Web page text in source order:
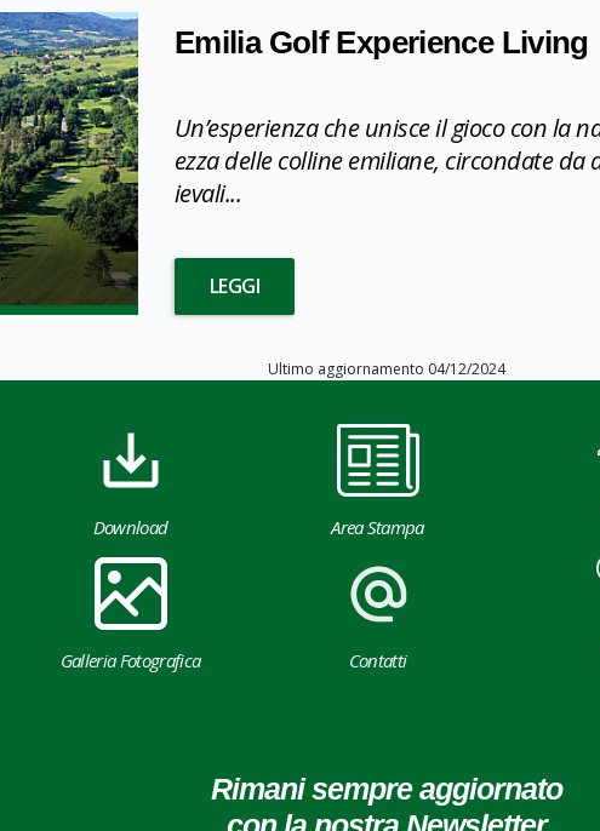
Emilia Golf Experience Living
Un’esperienza che unisce il gioco con la
ezza delle colline emiliane, circondate
ievali...
LEGGI
Ultimo aggiornamento 04/12/2024
Download Area Stampa
Galleria Fotografica Contatti
Rimani sempre aggiornato